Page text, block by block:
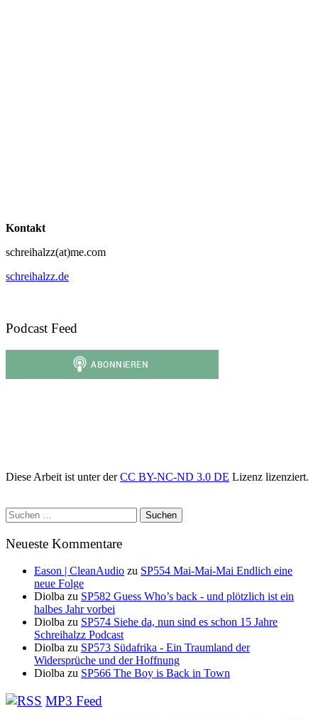
Kontakt
schreihalzz(at)me.com
schreihalzz.de
Podcast Feed
Diese Arbeit ist unter derCC BY-NC-ND 3.0 DE Lizenz lizenziert.
Suchen
nach:
Neueste Kommentare
Eason | CleanAudio zu SP554 Mai-Mai-Mai Endlich eine
neue Folge
Diolba zu SP582 Guess Who’s back - und plötzlich ist ein
halbes Jahr vorbei
Diolba zu SP574 Siehe da, nun sind es schon 15 Jahre
Schreihalzz Podcast
Diolba zu SP573 Südafrika - Ein Traumland der
Widersprüche und der Hoffnung
Diolba zu SP566 The Boy is Back in Town
MP3 Feed